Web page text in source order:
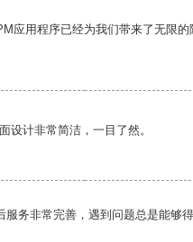
应用程序已经为我们带来了无限
设计非常简洁，一目了然。
服务非常完善，遇到问题总是能够